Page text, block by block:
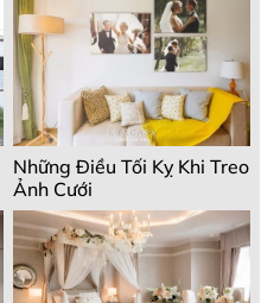
Những Điều Tối Kỵ Khi Treo
Ảnh Cưới